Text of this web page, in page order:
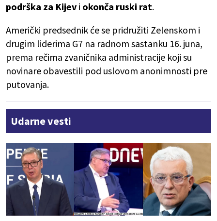
podrška za Kijev i okonča ruski rat.
Američki predsednik će se pridružiti Zelenskom i
drugim liderima G7 na radnom sastanku 16. juna,
prema rečima zvaničnika administracije koji su
novinare obavestili pod uslovom anonimnosti pre
putovanja.
Udarne vesti